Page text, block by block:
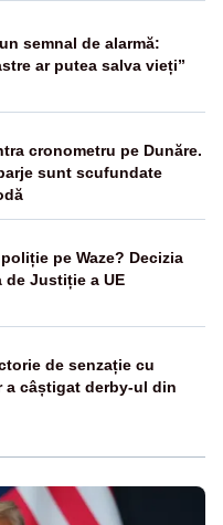
semnal de alarmă:
ar putea salva vieți”
cronometru pe Dunăre.
sunt scufundate
pe Waze? Decizia
de Justiție a UE
de senzație cu
a câștigat derby-ul din